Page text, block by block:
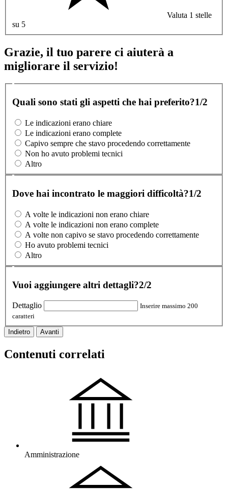
Valuta 1 stelle
su 5
Grazie, il tuo parere ci aiuterà a
migliorare il servizio!
Quali sono stati gli aspetti che hai preferito?1/2
Le indicazioni erano chiare
Le indicazioni erano complete
Capivo sempre che stavo procedendo correttamente
Non ho avuto problemi tecnici
Altro
Dove hai incontrato le maggiori difficoltà?1/2
A volte le indicazioni non erano chiare
A volte le indicazioni non erano complete
A volte non capivo se stavo procedendo correttamente
Ho avuto problemi tecnici
Altro
Vuoi aggiungere altri dettagli?2/2
Dettaglio
Inserire massimo 200
caratteri
Indietro Avanti
Contenuti correlati
Amministrazione